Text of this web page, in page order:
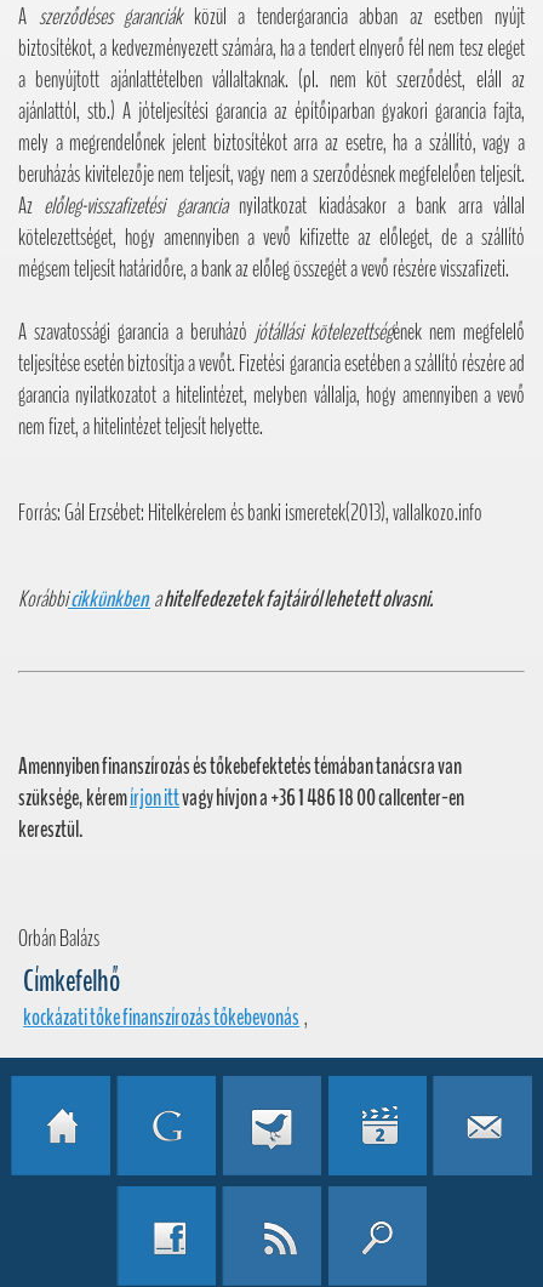
A szerződéses garanciákközül a tendergarancia abban az esetben nyújt
biztosítékot, a kedvezményezett számára, ha a tendert elnyerő fél nem tesz eleget
a benyújtott ajánlattételben vállaltaknak. (pl. nem köt szerződést, eláll az
ajánlattól, stb.) A jóteljesítési garancia az építőiparban gyakori garancia fajta,
mely a megrendelőnek jelent biztosítékot arra az esetre, ha a szállító, vagy a
beruházás kivitelezője nem teljesít, vagy nem a szerződésnek megfelelően teljesít.
Az előleg-visszafizetési garancianyilatkozat kiadásakor a bank arra vállal
kötelezettséget, hogy amennyiben a vevő kifizette az előleget, de a szállító
mégsem teljesít határidőre, a bank az előleg összegét a vevő részére visszafizeti.
A szavatossági garancia a beruházó jótállási kötelezettségének nem megfelelő
teljesítése esetén biztosítja a vevőt. Fizetési garancia esetében a szállító részére ad
garancia nyilatkozatot a hitelintézet, melyben vállalja, hogy amennyiben a vevő
nem fizet, a hitelintézet teljesít helyette.
Forrás: Gál Erzsébet: Hitelkérelem és banki ismeretek(2013), vallalkozo.info
Korábbicikkünkbenahitelfedezetek fajtáiról lehetett olvasni.
Amennyiben finanszírozás és tőkebefektetés témában tanácsra van
szüksége, kéremírjon ittvagy hívjon a +36 1 486 18 00 callcenter-en
keresztül.
Orbán Balázs
Címkefelhő
kockázati tőke finanszírozás tőkebevonás,